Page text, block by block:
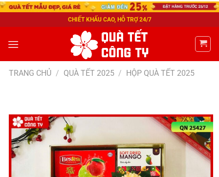
CHIẾT KHẤU CAO, HỖ TRỢ 24/7
TRANG CHỦ / QUÀ TẾT 2025 / HỘP QUÀ TẾT 2025